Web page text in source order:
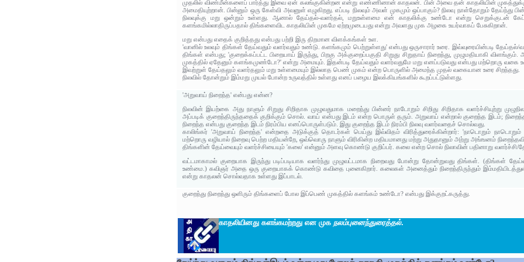
முதலில் விண்மீன்களைப் பார்த்து இவை ஏன் கலங்குகின்றன என்று எண்ணினான் காதலன். பின் அவை தன் காதலியின் முகத்துக்கும்
அமைதியுற்றான். பின்னும் ஒரு கேள்வி அவனுள் எழுகிறது. எப்படி நிலவும் அவள் முகமும் ஒப்பாகும்? நிலவு நாள்தோறும் தேய்ந்து
நிலவுக்கு மறு ஒன்றும் உள்ளது. ஆனால் தேய்தல்-வளர்தல், மறுஉள்ளமை என் காதலிக்கு உண்டோ என்று செறுக்குடன்
களங்கமில்லாதிருப்பதால் திங்களைவிட காதலியின் முகமே ஏற்றமுடையது என்று அவளது முக அழகை உயர்வாகப் பேசுகிறான்.
மறு என்பது எதைக் குறித்தது என்பது பற்றி இரு திறமான விளக்கங்கள் உள.
'வானில் உலவும் திங்கள் தேய்வதும் வளர்வதும் உண்டு. களங்கமும் பெற்றுள்ளது' என்பது ஒருசாரார் உரை. இவ்வுரையின்படி
திங்கள் என்பது; 'குறைக்கப்பட்ட பிறையாய் இருந்து, பிறகு அக்குறைப்பகுதி சிறுது சிறுதாய் நிறைந்து, முழுமதியாகி
முகத்தில் ஏதேனும் களங்கமுண்டோ?' என்று அமையும். இதன்படி தேய்வதும் வளர்வதுமே மறு எனப்படுவது என்பது மற்றொரு வகை
இவற்றுள் தேய்தலும் வளர்தலும் மறு உள்ளமையும் இல்லாத பெண் முகம் என்ற பொருளில் அமைந்த முதல் வகையான உரை சிறந்தது.
நிலவில் தோன்றும் இம்மறு முயல் போன்ற உருவத்தில் உள்ளது எனப் பழைய இலக்கியங்களில் கூறப்பட்டுள்ளது.
'அறுவாய் நிறைந்த' என்பது என்ன?
நிலவின் இயற்கை அது நாளும் சிறுது சிறிதாக முழுவதுமாக மறைந்து பின்னர் நாடோறும் சிறிது சிறிதாக வளர்ச்சியுற்று
அப்படிக் குறைந்திருந்ததைக் குறிக்கும் சொல். வாய் என்பது இடம் என்ற பொருள் தரும். அறுவாய் என்றால் குறைந்த இடம்;
நிறைந்த என்பது குறைந்த இடம் நிரம்பிய எனப்பொருள்படும். இது குறைந்த இடம் நிரம்பி நிலவு வளர்வதைச் சொல்வது.
காலிங்கர் 'அறுவாய் நிறைந்த' என்றதை அடுக்குத் தொடர்கள் பெய்து இவ்விதம் விரித்துரைக்கின்றார்: 'நாடொறும்
மற்றொரு வழியால் நிறைவு பெற்ற மதியன்றே, ஒவ்வொரு நாளும் விரிகின்ற மதியமானது மற்று அதுதானும் அற்று அங்ஙனம்
திங்களின் தேய்வையும் வளர்ச்சியையும் 'கலை' என்னும் அளவு கொண்டு குறிப்பர். கலை என்ற சொல் நிலாவின் பதினாறு வளர்ச்சி/
வட்டமாகாமல் குறையாக இருந்து படிப்படியாக வளர்ந்து முழுவட்டமாக நிறைவது போன்று தோன்றுவது திங்கள். (திங்கள்
உண்மை.) கவிஞர் அதை ஒரு குறையாகக் கொண்டு கவிதை புனைகிறார். கலைகள் அனைத்தும் நிறைந்திருந்தும்
என்று காதலன் சொல்வதாக உள்ளது இப்பாடல்.
குறைந்து நிறைந்து ஒளிரும் திங்களைப் போல இப்பெண் முகத்தில் களங்கம் உண்டோ? என்பது இக்குறட்கருத்து.
காதலியினது களங்கமற்றது என முக நலம்புனைந்துரைத்தல்.